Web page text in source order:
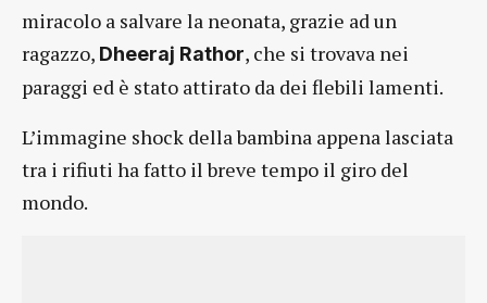
miracolo a salvare la neonata, grazie ad un
ragazzo, Dheeraj Rathor, che si trovava nei
paraggi ed è stato attirato da dei flebili lamenti.
L’immagine shock della bambina appena lasciata
tra i rifiuti ha fatto il breve tempo il giro del
mondo.